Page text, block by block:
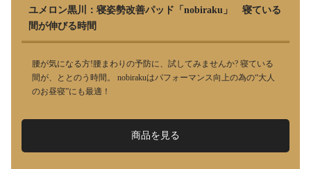
ユメロン黒川：寝姿勢改善パッド「nobiraku」 寝ている
間が伸びる時間
腰が気になる方!腰まわりの予防に、試してみませんか? 寝ている
間が、ととのう時間。 nobirakuはパフォーマンス向上の為の“大人
のお昼寝”にも最適！
商品を見る